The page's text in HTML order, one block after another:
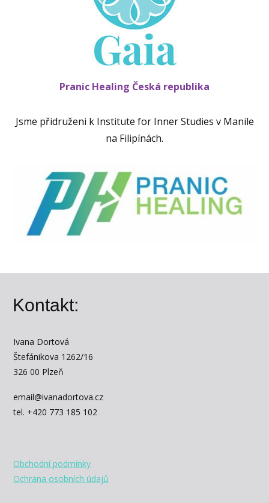
Pranic Healing Česká republika
Jsme přidruženi k Institute for Inner Studies v Manile
na Filipínách.
Kontakt:
Ivana Dortová
Štefánikova 1262/16
326 00 Plzeň
email@ivanadortova.cz
tel. +420 773 185 102
Obchodní podmínky
Ochrana osobních údajů